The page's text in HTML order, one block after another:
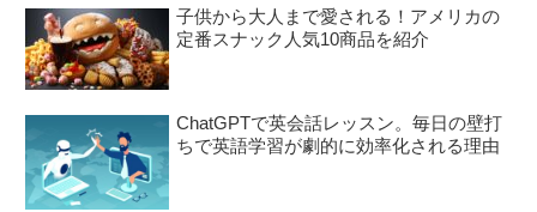
子供から大人まで愛される！アメリカの
定番スナック人気10商品を紹介
ChatGPTで英会話レッスン。毎日の壁打
ちで英語学習が劇的に効率化される理由